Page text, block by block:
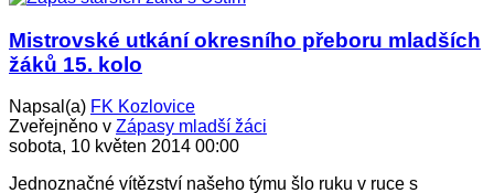
Mistrovské utkání okresního přeboru mladších
žáků 15. kolo
Napsal(a) FK Kozlovice
Zveřejněno v Zápasy mladší žáci
sobota, 10 květen 2014 00:00
Jednoznačné vítězství našeho týmu šlo ruku v ruce s